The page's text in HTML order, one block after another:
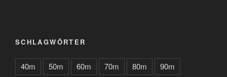
SCHLAGWÖRTER
40m 50m 60m 70m 80m
90m